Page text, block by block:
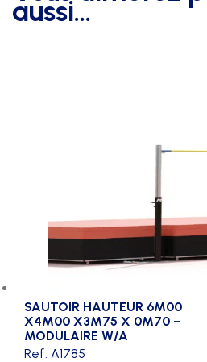
aussi…
SAUTOIR HAUTEUR 6M00
X4M00 X3M75 X 0M70 –
MODULAIRE W/A
Ref. A1785